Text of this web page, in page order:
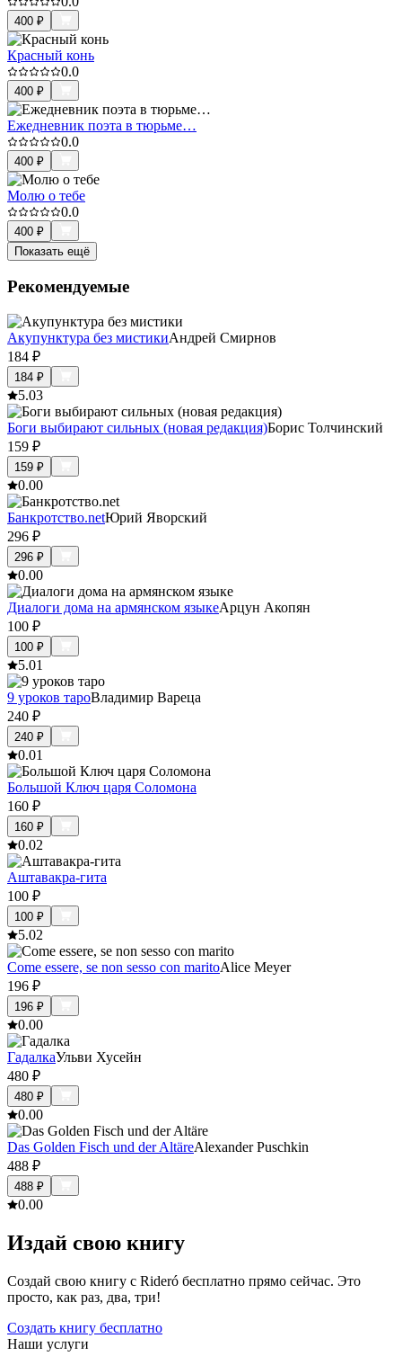
400 ₽
Красный конь
0.0
400 ₽
Ежедневник поэта в тюрьме…
0.0
400 ₽
Молю о тебе
0.0
400 ₽
Показать ещё
Рекомендуемые
Акупунктура без мистикиАндрей Смирнов
184 ₽
184 ₽
5.03
Боги выбирают сильных (новая редакция)Борис Толчинский
159 ₽
159 ₽
0.00
Банкротство.netЮрий Яворский
296 ₽
296 ₽
0.00
Диалоги дома на армянском языкеАрцун Акопян
100 ₽
100 ₽
5.01
9 уроков тароВладимир Вареца
240 ₽
240 ₽
0.01
Большой Ключ царя Соломона
160 ₽
160 ₽
0.02
Аштавакра-гита
100 ₽
100 ₽
5.02
Come essere, se non sesso con maritoAlice Meyer
196 ₽
196 ₽
0.00
ГадалкаУльви Хусейн
480 ₽
480 ₽
0.00
Das Golden Fisch und der AltäreAlexander Puschkin
488 ₽
488 ₽
0.00
Издай свою книгу
Создай свою книгу с Rideró бесплатно прямо сейчас. Это
просто, как раз, два, три!
Создать книгу бесплатно
Наши услуги